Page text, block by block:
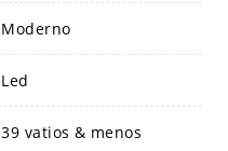
Moderno
Led
39 vatios & menos